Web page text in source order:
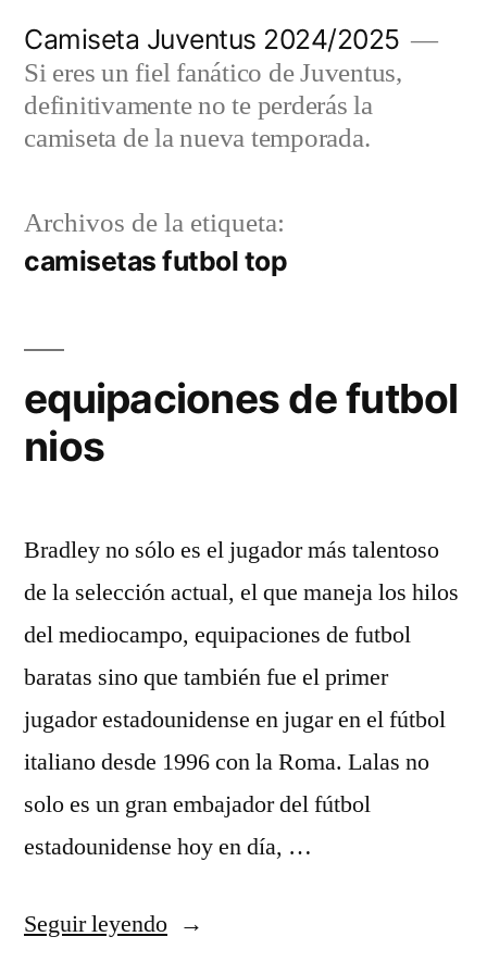
contenido
Camiseta Juventus 2024/2025
Si eres un fiel fanático de Juventus,
definitivamente no te perderás la
camiseta de la nueva temporada.
Archivos de la etiqueta:
camisetas futbol top
equipaciones de futbol
nios
Bradley no sólo es el jugador más talentoso
de la selección actual, el que maneja los hilos
del mediocampo, equipaciones de futbol
baratas sino que también fue el primer
jugador estadounidense en jugar en el fútbol
italiano desde 1996 con la Roma. Lalas no
solo es un gran embajador del fútbol
estadounidense hoy en día, …
Seguir leyendo«equipaciones